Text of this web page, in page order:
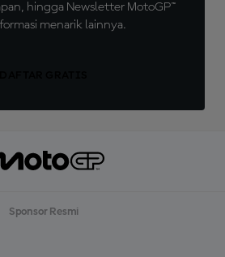
hingga Newsletter MotoGP™
menarik lainnya.
Sponsor Resmi